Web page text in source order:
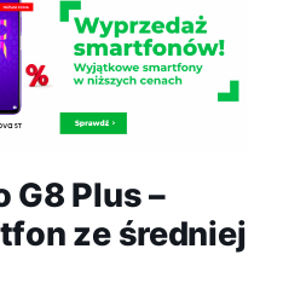
G8 Plus –
ze średniej